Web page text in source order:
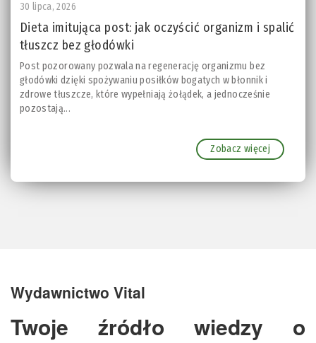
30 lipca, 2026
Dieta imitująca post: jak oczyścić organizm i spalić
tłuszcz bez głodówki
Post pozorowany pozwala na regenerację organizmu bez
głodówki dzięki spożywaniu posiłków bogatych w błonnik i
zdrowe tłuszcze, które wypełniają żołądek, a jednocześnie
pozostają...
Zobacz więcej
Wydawnictwo Vital
Twoje źródło wiedzy o